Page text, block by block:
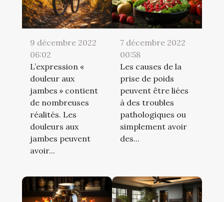
9 décembre 2022
06:02
L’expression «
douleur aux
jambes » contient
de nombreuses
réalités. Les
douleurs aux
jambes peuvent
avoir...
7 décembre 2022
00:58
Les causes de la
prise de poids
peuvent être liées
à des troubles
pathologiques ou
simplement avoir
des...